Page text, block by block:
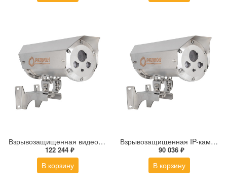
Взрывозащищенная видеокамера Релион Релион-Exd-Н-150-ИК-IP2Мп5-50Z-220-SD-С-TR
122 244 ₽
В корзину
Взрывозащищенная IP-камера Релион Релион-Exd-Н-150-ИК-IP2Мп2.8mm-220-С-TR
90 036 ₽
В корзину